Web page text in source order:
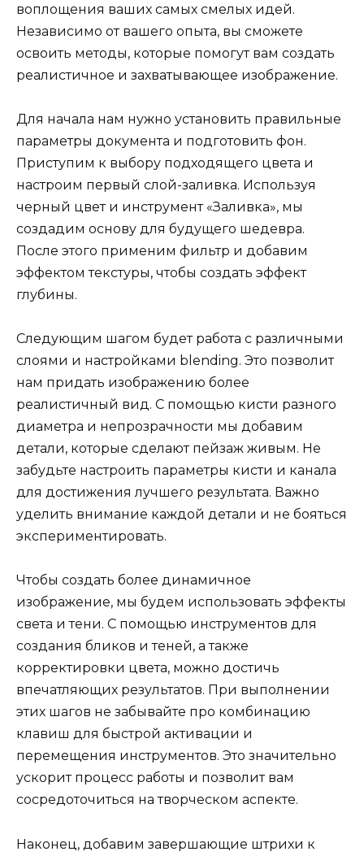
воплощения ваших самых смелых идей.
Независимо от вашего опыта, вы сможете
освоить методы, которые помогут вам создать
реалистичное и захватывающее изображение.
Для начала нам нужно установить правильные
параметры документа и подготовить фон.
Приступим к выбору подходящего цвета и
настроим первый слой-заливка. Используя
черный цвет и инструмент «Заливка», мы
создадим основу для будущего шедевра.
После этого применим фильтр и добавим
эффектом текстуры, чтобы создать эффект
глубины.
Следующим шагом будет работа с различными
слоями и настройками blending. Это позволит
нам придать изображению более
реалистичный вид. С помощью кисти разного
диаметра и непрозрачности мы добавим
детали, которые сделают пейзаж живым. Не
забудьте настроить параметры кисти и канала
для достижения лучшего результата. Важно
уделить внимание каждой детали и не бояться
экспериментировать.
Чтобы создать более динамичное
изображение, мы будем использовать эффекты
света и тени. С помощью инструментов для
создания бликов и теней, а также
корректировки цвета, можно достичь
впечатляющих результатов. При выполнении
этих шагов не забывайте про комбинацию
клавиш для быстрой активации и
перемещения инструментов. Это значительно
ускорит процесс работы и позволит вам
сосредоточиться на творческом аспекте.
Наконец, добавим завершающие штрихи к